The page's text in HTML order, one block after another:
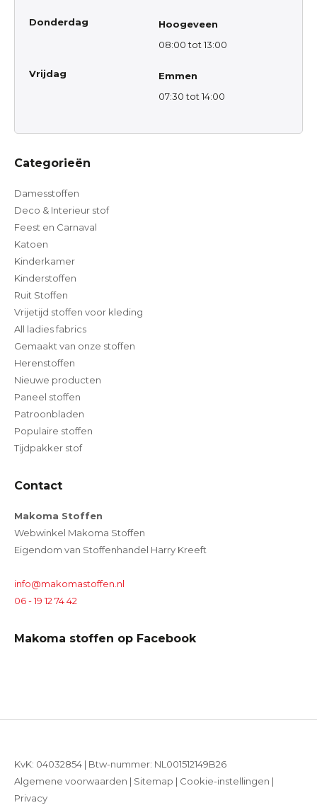
Donderdag
Hoogeveen
08:00 tot 13:00
Vrijdag
Emmen
07:30 tot 14:00
Categorieën
Damesstoffen
Deco & Interieur stof
Feest en Carnaval
Katoen
Kinderkamer
Kinderstoffen
Ruit Stoffen
Vrijetijd stoffen voor kleding
All ladies fabrics
Gemaakt van onze stoffen
Herenstoffen
Nieuwe producten
Paneel stoffen
Patroonbladen
Populaire stoffen
Tijdpakker stof
Contact
Makoma Stoffen
Webwinkel Makoma Stoffen
Eigendom van Stoffenhandel Harry Kreeft
info@makomastoffen.nl
06 - 19 12 74 42
Makoma stoffen op Facebook
KvK: 04032854 | Btw-nummer: NL001512149B26
Algemene voorwaarden | Sitemap | Cookie-instellingen |
Privacy